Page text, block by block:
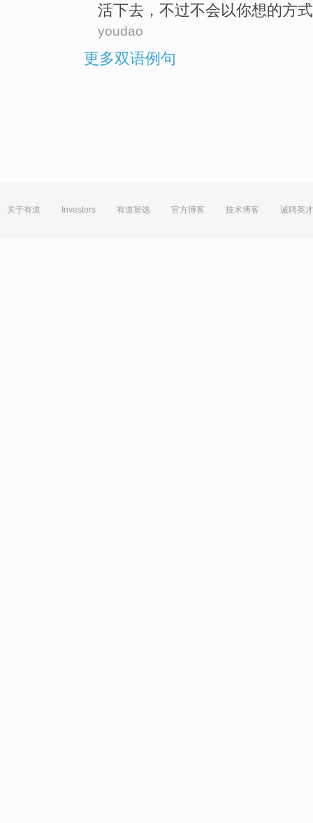
活下去 ， 不过不会以你想的方式
youdao
更多双语例句
关于有道 Investors 有道智选 官方博客 技术博客 诚聘英才